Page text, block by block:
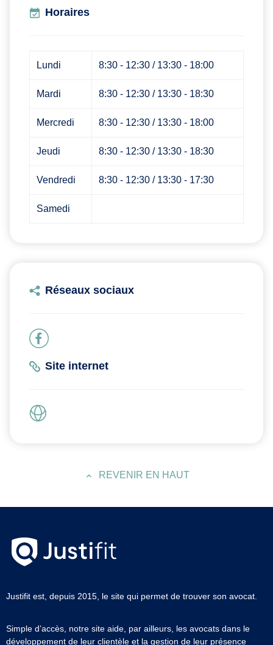
Horaires
Lundi 8:30 - 12:30 / 13:30 - 18:00
Mardi 8:30 - 12:30 / 13:30 - 18:30
Mercredi 8:30 - 12:30 / 13:30 - 18:00
Jeudi 8:30 - 12:30 / 13:30 - 18:30
Vendredi 8:30 - 12:30 / 13:30 - 17:30
Samedi
Réseaux sociaux
Site internet
REVENIR EN HAUT
Justifit est, depuis 2015, le site qui permet de trouver son avocat.
Simple d’accès, notre site aide, par ailleurs, les avocats dans le
développement de leur clientèle et la gestion de leur présence